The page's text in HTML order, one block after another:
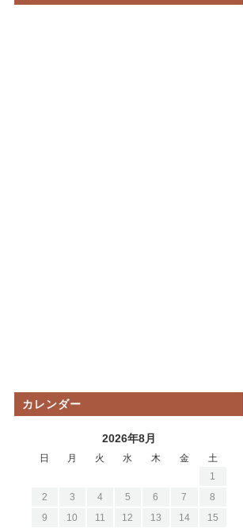
カレンダー
2026年8月
日 月 火 水 木 金
土
1
2
3 4 5 6 7
8
9
10 11 12 13 14
15